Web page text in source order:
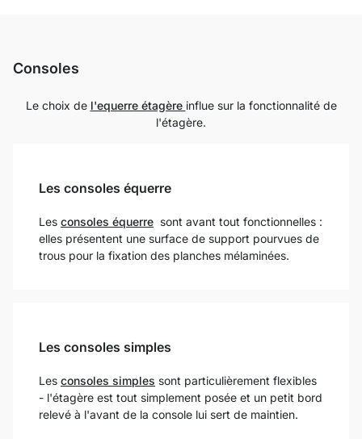
Consoles
Le choix de l'equerre étagère influe sur la fonctionnalité de
l'étagère.
Les consoles équerre
Les consoles équerre sont avant tout fonctionnelles :
elles présentent une surface de support pourvues de
trous pour la fixation des planches mélaminées.
Les consoles simples
Les consoles simples sont particulièrement flexibles
- l'étagère est tout simplement posée et un petit bord
relevé à l'avant de la console lui sert de maintien.